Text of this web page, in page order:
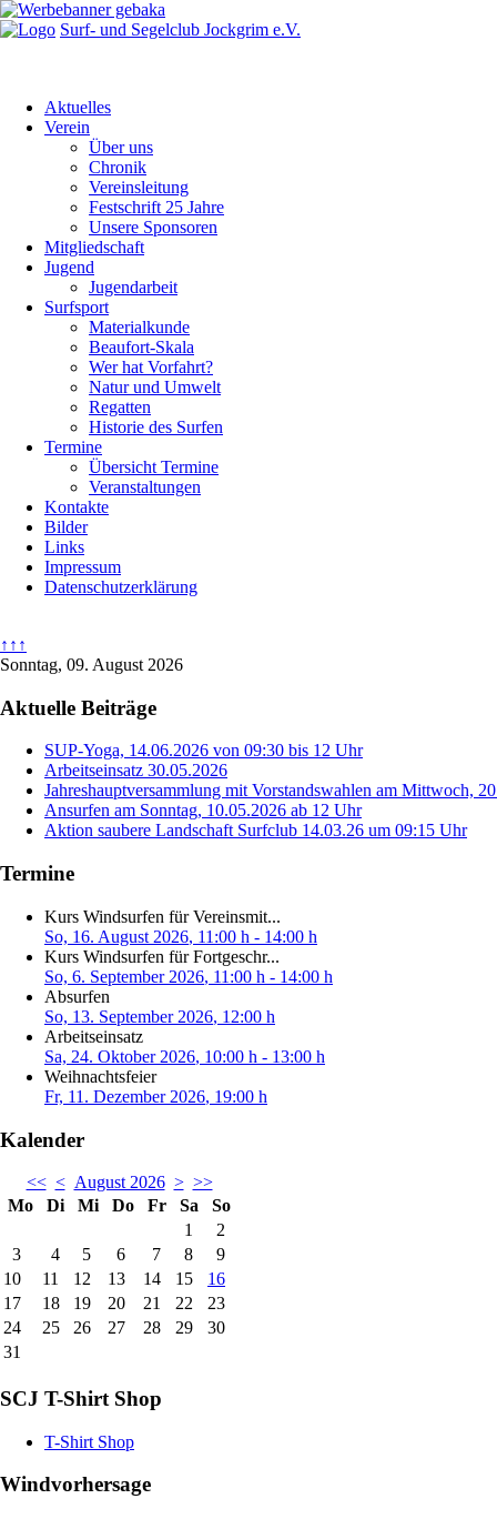
Surf- und Segelclub Jockgrim e.V.
Aktuelles
Verein
Über uns
Chronik
Vereinsleitung
Festschrift 25 Jahre
Unsere Sponsoren
Mitgliedschaft
Jugend
Jugendarbeit
Surfsport
Materialkunde
Beaufort-Skala
Wer hat Vorfahrt?
Natur und Umwelt
Regatten
Historie des Surfen
Termine
Übersicht Termine
Veranstaltungen
Kontakte
Bilder
Links
Impressum
Datenschutzerklärung
↑↑↑
Sonntag, 09. August 2026
Aktuelle Beiträge
SUP-Yoga, 14.06.2026 von 09:30 bis 12 Uhr
Arbeitseinsatz 30.05.2026
Jahreshauptversammlung mit Vorstandswahlen am Mittwoch,
Ansurfen am Sonntag, 10.05.2026 ab 12 Uhr
Aktion saubere Landschaft Surfclub 14.03.26 um 09:15 Uhr
Termine
Kurs Windsurfen für Vereinsmit...
So, 16. August 2026, 11:00 h - 14:00 h
Kurs Windsurfen für Fortgeschr...
So, 6. September 2026, 11:00 h - 14:00 h
Absurfen
So, 13. September 2026, 12:00 h
Arbeitseinsatz
Sa, 24. Oktober 2026, 10:00 h - 13:00 h
Weihnachtsfeier
Fr, 11. Dezember 2026, 19:00 h
Kalender
<< < August 2026 > >>
Mo
Di Mi Do Fr Sa
So
1
2
3
4 5 6 7 8
9
10
11 12 13 14 15
16
17
18 19 20 21 22
23
24
25 26 27 28 29
30
31
SCJ T-Shirt Shop
T-Shirt Shop
Windvorhersage